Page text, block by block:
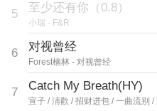
5 至少还有你（0.8）
小瑞 - F&R
6 对视曾经
Forest楠林 - 对视曾经
7 Catch My Breath(HY)